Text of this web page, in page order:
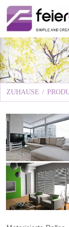
ZUHAUSE /